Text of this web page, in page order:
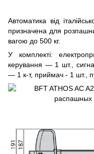
Автоматика від
призначена для
вагою до 500 кг.
У комплекті:
керування — 1 шт.,
— 1 к-т, приймач - 1 шт.,